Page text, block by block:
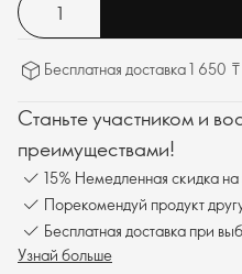
Бесплатная доставка 1 650 ₸
Станьте участником и
преимуществами!
15% Немедленная скидка на
Порекомендуй продукт
Бесплатная доставка при
Узнай больше